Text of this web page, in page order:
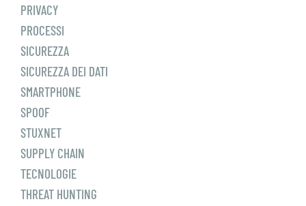
PRIVACY
PROCESSI
SICUREZZA
SICUREZZA DEI DATI
SMARTPHONE
SPOOF
STUXNET
SUPPLY CHAIN
TECNOLOGIE
THREAT HUNTING